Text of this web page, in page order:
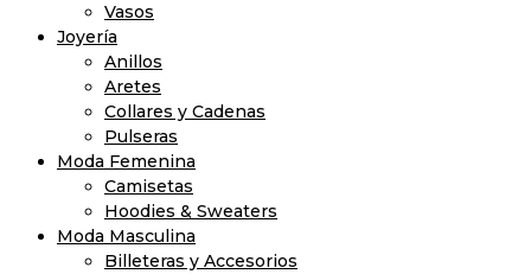
Vasos
Joyería
Anillos
Aretes
Collares y Cadenas
Pulseras
Moda Femenina
Camisetas
Hoodies & Sweaters
Moda Masculina
Billeteras y Accesorios